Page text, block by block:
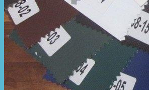
Sản Phẩm Dù Che Ngoài Trời
Dù che nắng
Dù che quán cafe
Dù che sự kiện
Dù lệch tâm
Sản Phẩm Mái Che Di Động
Mái hiên di động
Mái xếp di động
Nhà bạt di động